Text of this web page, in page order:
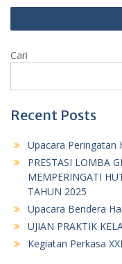
Cari
Recent Posts
Upacara Peringatan
PRESTASI LOMBA
MEMPERINGATI
TAHUN 2025
Upacara Bendera
UJIAN PRAKTIK
Kegiatan Perkasa